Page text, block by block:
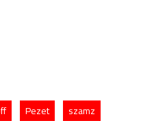
Pezet
szamz